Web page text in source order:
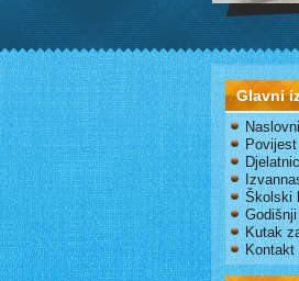
Glavni
Školski
Kutak
Kontakt